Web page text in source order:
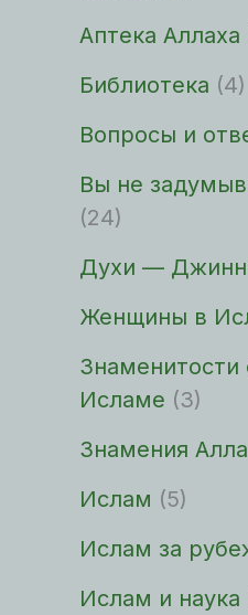
Аптека Аллаха
Библиотека (4)
Вопросы и
Вы не
(24)
Духи —
Женщины в
Знаменитости
Исламе (3)
Знамения
Ислам (5)
Ислам за
Ислам и наука